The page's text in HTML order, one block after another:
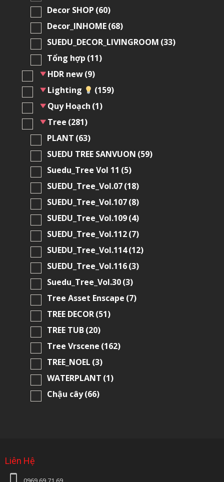
Decor SHOP (60)
Decor_INHOME(68)
SUEDU_DECOR_LIVINGROOM (33)
Tổng hợp (11)
HDR new(9)
Lighting
(159)
Quy Hoạch (1)
Tree (281)
PLANT (63)
SUEDU TREE SANVUON (59)
Suedu_Tree Vol 11 (5)
SUEDU_Tree_Vol.07(18)
SUEDU_Tree_Vol.107(8)
SUEDU_Tree_Vol.109(4)
SUEDU_Tree_Vol.112(7)
SUEDU_Tree_Vol.114(12)
SUEDU_Tree_Vol.116(3)
Suedu_Tree_Vol.30(3)
Tree Asset Enscape (7)
TREE DECOR(51)
TREE TUB(20)
Tree Vrscene (162)
TREE_NOEL (3)
WATERPLANT (1)
Chậu cây(66)
Liên Hệ